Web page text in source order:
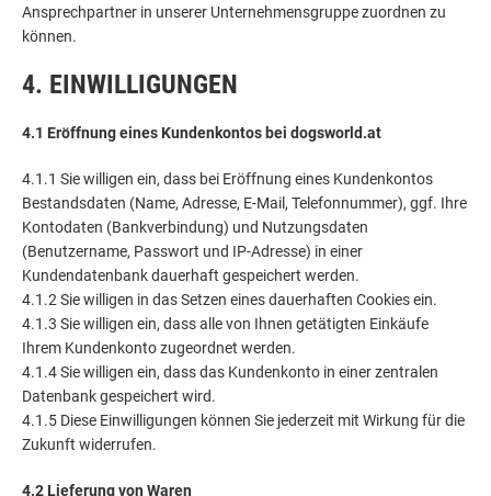
Ansprechpartner in unserer Unternehmensgruppe zuordnen zu
können.
4. EINWILLIGUNGEN
4.1 Eröffnung eines Kundenkontos bei dogsworld.at
4.1.1 Sie willigen ein, dass bei Eröffnung eines Kundenkontos
Bestandsdaten (Name, Adresse, E-Mail, Telefonnummer), ggf. Ihre
Kontodaten (Bankverbindung) und Nutzungsdaten
(Benutzername, Passwort und IP-Adresse) in einer
Kundendatenbank dauerhaft gespeichert werden.
4.1.2 Sie willigen in das Setzen eines dauerhaften Cookies ein.
4.1.3 Sie willigen ein, dass alle von Ihnen getätigten Einkäufe
Ihrem Kundenkonto zugeordnet werden.
4.1.4 Sie willigen ein, dass das Kundenkonto in einer zentralen
Datenbank gespeichert wird.
4.1.5 Diese Einwilligungen können Sie jederzeit mit Wirkung für die
Zukunft widerrufen.
4.2 Lieferung von Waren